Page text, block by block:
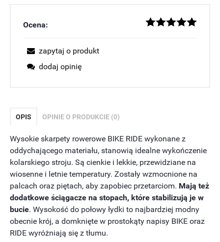
Ocena:
zapytaj o produkt
dodaj opinię
OPIS OPINIE O PRODUKCIE (0)
Wysokie skarpety rowerowe BIKE RIDE wykonane z
oddychającego materiału, stanowią idealne wykończenie
kolarskiego stroju. Są cienkie i lekkie, przewidziane na
wiosenne i letnie temperatury. Zostały wzmocnione na
palcach oraz piętach, aby zapobiec przetarciom. Mają też
dodatkowe ściągacze na stopach, które stabilizują je w
bucie. Wysokość do połowy łydki to najbardziej modny
obecnie krój, a domknięte w prostokąty napisy BIKE oraz
RIDE wyróżniają się z tłumu.